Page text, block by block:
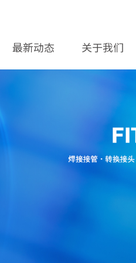
最新动态 关于我们